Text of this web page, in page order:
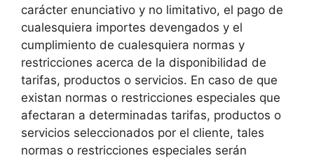
carácter enunciativo y no limitativo, el pago de
cualesquiera importes devengados y el
cumplimiento de cualesquiera normas y
restricciones acerca de la disponibilidad de
tarifas, productos o servicios. En caso de que
existan normas o restricciones especiales que
afectaran a determinadas tarifas, productos o
servicios seleccionados por el cliente, tales
normas o restricciones especiales serán